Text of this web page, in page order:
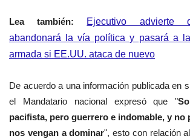
Lea también: Ejecutivo advierte
abandonará la vía política y pasará a
armada si EE.UU. ataca de nuevo
De acuerdo a una información publicada en
el Mandatario nacional expresó que "
pacifista, pero guerrero e indomable, y no
nos vengan a dominar", esto con relación